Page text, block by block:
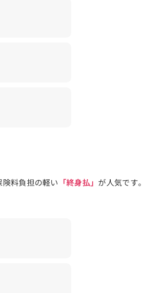
料負担の軽い 「終身払」 が人気です。